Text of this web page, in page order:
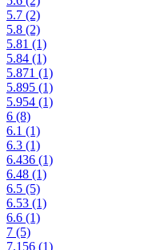
5.7 (2)
5.8 (2)
5.81 (1)
5.84 (1)
5.871 (1)
5.895 (1)
5.954 (1)
6 (8)
6.1 (1)
6.3 (1)
6.436 (1)
6.48 (1)
6.5 (5)
6.53 (1)
6.6 (1)
7 (5)
7.156 (1)